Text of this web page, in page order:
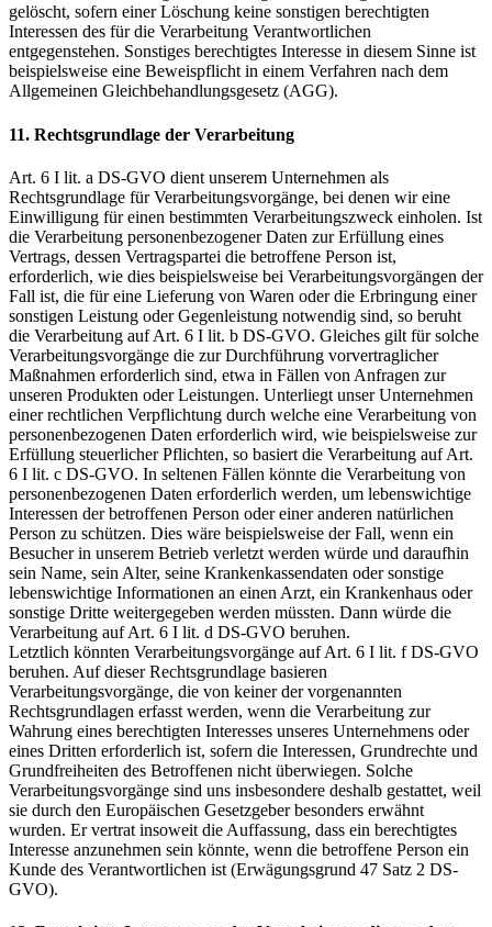
gelöscht, sofern einer Löschung keine sonstigen berechtigten
Interessen des für die Verarbeitung Verantwortlichen
entgegenstehen. Sonstiges berechtigtes Interesse in diesem Sinne ist
beispielsweise eine Beweispflicht in einem Verfahren nach dem
Allgemeinen Gleichbehandlungsgesetz (AGG).
11. Rechtsgrundlage der Verarbeitung
Art. 6 I lit. a DS-GVO dient unserem Unternehmen als
Rechtsgrundlage für Verarbeitungsvorgänge, bei denen wir eine
Einwilligung für einen bestimmten Verarbeitungszweck einholen. Ist
die Verarbeitung personenbezogener Daten zur Erfüllung eines
Vertrags, dessen Vertragspartei die betroffene Person ist,
erforderlich, wie dies beispielsweise bei Verarbeitungsvorgängen der
Fall ist, die für eine Lieferung von Waren oder die Erbringung einer
sonstigen Leistung oder Gegenleistung notwendig sind, so beruht
die Verarbeitung auf Art. 6 I lit. b DS-GVO. Gleiches gilt für solche
Verarbeitungsvorgänge die zur Durchführung vorvertraglicher
Maßnahmen erforderlich sind, etwa in Fällen von Anfragen zur
unseren Produkten oder Leistungen. Unterliegt unser Unternehmen
einer rechtlichen Verpflichtung durch welche eine Verarbeitung von
personenbezogenen Daten erforderlich wird, wie beispielsweise zur
Erfüllung steuerlicher Pflichten, so basiert die Verarbeitung auf Art.
6 I lit. c DS-GVO. In seltenen Fällen könnte die Verarbeitung von
personenbezogenen Daten erforderlich werden, um lebenswichtige
Interessen der betroffenen Person oder einer anderen natürlichen
Person zu schützen. Dies wäre beispielsweise der Fall, wenn ein
Besucher in unserem Betrieb verletzt werden würde und daraufhin
sein Name, sein Alter, seine Krankenkassendaten oder sonstige
lebenswichtige Informationen an einen Arzt, ein Krankenhaus oder
sonstige Dritte weitergegeben werden müssten. Dann würde die
Verarbeitung auf Art. 6 I lit. d DS-GVO beruhen.
Letztlich könnten Verarbeitungsvorgänge auf Art. 6 I lit. f DS-GVO
beruhen. Auf dieser Rechtsgrundlage basieren
Verarbeitungsvorgänge, die von keiner der vorgenannten
Rechtsgrundlagen erfasst werden, wenn die Verarbeitung zur
Wahrung eines berechtigten Interesses unseres Unternehmens oder
eines Dritten erforderlich ist, sofern die Interessen, Grundrechte und
Grundfreiheiten des Betroffenen nicht überwiegen. Solche
Verarbeitungsvorgänge sind uns insbesondere deshalb gestattet, weil
sie durch den Europäischen Gesetzgeber besonders erwähnt
wurden. Er vertrat insoweit die Auffassung, dass ein berechtigtes
Interesse anzunehmen sein könnte, wenn die betroffene Person ein
Kunde des Verantwortlichen ist (Erwägungsgrund 47 Satz 2 DS-
GVO).